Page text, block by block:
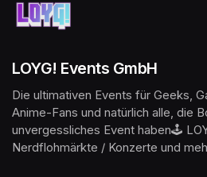
LOYG! Events GmbH
Die ultimativen Events für Geeks,
Anime-Fans und natürlich alle, die
unvergessliches Event haben🕹
Nerdflohmärkte / Konzerte und